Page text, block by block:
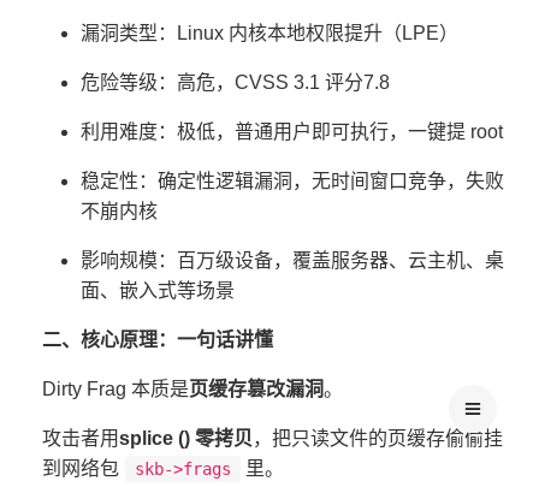
漏洞类型：Linux 内核本地权限提升（LPE）
危险等级：高危，CVSS 3.1 评分7.8
利用难度：极低，普通用户即可执行，一键提 root
稳定性：确定性逻辑漏洞，无时间窗口竞争，失败
不崩内核
影响规模：百万级设备，覆盖服务器、云主机、桌
面、嵌入式等场景
二、核心原理：一句话讲懂
Dirty Frag 本质是页缓存篡改漏洞。
攻击者用splice () 零拷贝 ，把只读文件的页缓存偷偷挂
到网络包
skb->frags 里。